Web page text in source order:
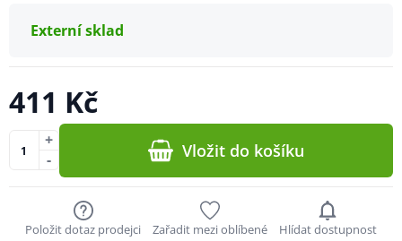
Externí sklad
411 Kč
-
+ Vložit do košíku
Položit dotaz prodejci Zařadit mezi oblíbené Hlídat dostupnost